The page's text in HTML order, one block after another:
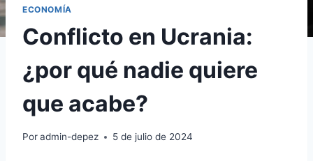
ECONOMÍA
Conflicto en Ucrania:
¿por qué nadie quiere
que acabe?
Poradmin-depez 5 de julio de 2024